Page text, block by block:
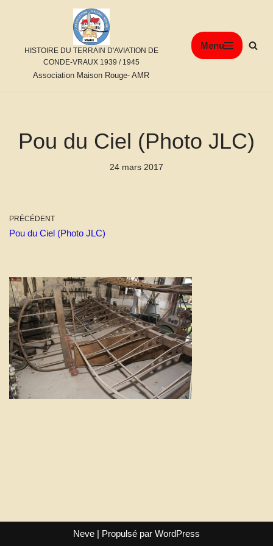
HISTOIRE DU TERRAIN D'AVIATION DE
CONDE-VRAUX 1939 / 1945
Association Maison Rouge- AMR
Menu
Pou du Ciel (Photo JLC)
24 mars 2017
PRÉCÉDENT
Pou du Ciel (Photo JLC)
Neve | Propulsé par WordPress